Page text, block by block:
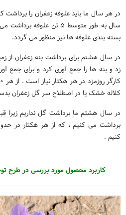
در هر سال ما باید علوفه زعفران را برداشت
سال به طور متوسط 5 تن
بسته بندی علوفه ها نیز منظور می گردد.
در سال هشتم برای برداشت بنه زعفران از
کلاله خشک یا در اصطلاح سر گل زعفران
در سال هشتم ما برداشت گل نداریم زیرا
کنیم .
کاربرد محصول مورد بررسی در طرح